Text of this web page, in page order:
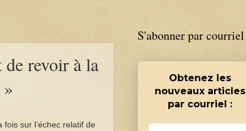
revoir à la
fois sur l’échec relatif de
S'abonner par courriel
Obtenez les
nouveaux articles
par courriel :